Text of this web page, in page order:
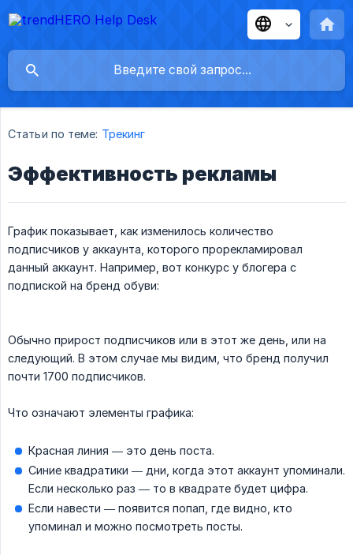
Статьи по теме: Трекинг
Эффективность рекламы
График показывает, как изменилось количество
подписчиков у аккаунта, которого прорекламировал
данный аккаунт. Например, вот конкурс у блогера с
подпиской на бренд обуви:
Обычно прирост подписчиков или в этот же день, или на
следующий. В этом случае мы видим, что бренд получил
почти 1700 подписчиков.
Что означают элементы графика:
Красная линия — это день поста.
Синие квадратики — дни, когда этот аккаунт упоминали.
Если несколько раз — то в квадрате будет цифра.
Если навести — появится попап, где видно, кто
упоминал и можно посмотреть посты.